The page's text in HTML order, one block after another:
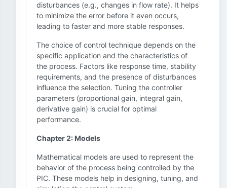
disturbances (e.g., changes in flow rate). It helps
to minimize the error before it even occurs,
leading to faster and more stable responses.
The choice of control technique depends on the
specific application and the characteristics of
the process. Factors like response time, stability
requirements, and the presence of disturbances
influence the selection. Tuning the controller
parameters (proportional gain, integral gain,
derivative gain) is crucial for optimal
performance.
Chapter 2: Models
Mathematical models are used to represent the
behavior of the process being controlled by the
PIC. These models help in designing, tuning, and